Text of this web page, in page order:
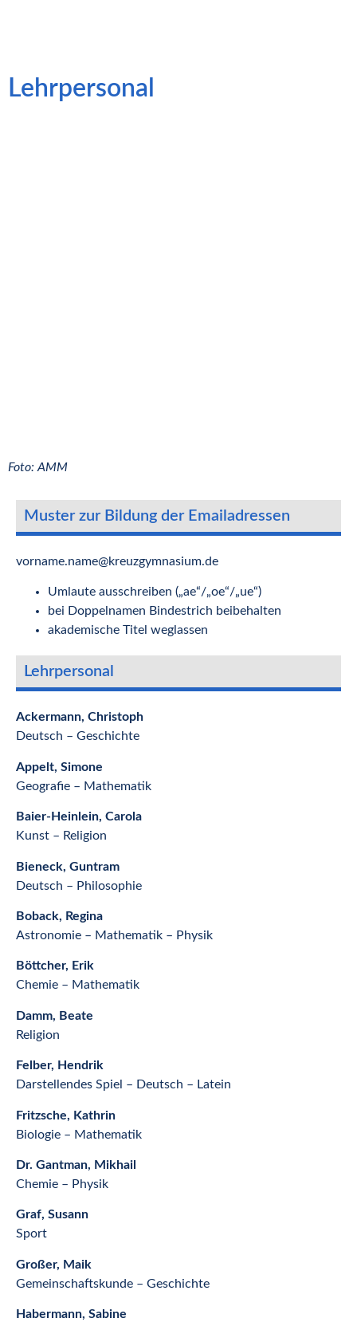
Lehrpersonal
Foto: AMM
Muster zur Bildung der Emailadressen
vorname.name@kreuzgymnasium.de
Umlaute ausschreiben („ae“/„oe“/„ue“)
bei Doppelnamen Bindestrich beibehalten
akademische Titel weglassen
Lehrpersonal
Ackermann, Christoph
Deutsch – Geschichte
Appelt, Simone
Geografie – Mathematik
Baier-Heinlein, Carola
Kunst – Religion
Bieneck, Guntram
Deutsch – Philosophie
Boback, Regina
Astronomie – Mathematik – Physik
Böttcher, Erik
Chemie – Mathematik
Damm, Beate
Religion
Felber, Hendrik
Darstellendes Spiel – Deutsch – Latein
Fritzsche, Kathrin
Biologie – Mathematik
Dr. Gantman, Mikhail
Chemie – Physik
Graf, Susann
Sport
Großer, Maik
Gemeinschaftskunde – Geschichte
Habermann, Sabine